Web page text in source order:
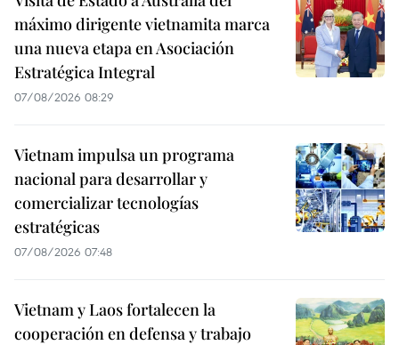
máximo dirigente vietnamita marca
una nueva etapa en Asociación
Estratégica Integral
07/08/2026 08:29
Vietnam impulsa un programa
nacional para desarrollar y
comercializar tecnologías
estratégicas
07/08/2026 07:48
Vietnam y Laos fortalecen la
cooperación en defensa y trabajo